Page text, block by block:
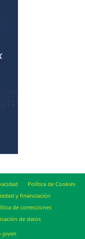
Política de Cookies
y financiación
de correcciones
de datos
joven